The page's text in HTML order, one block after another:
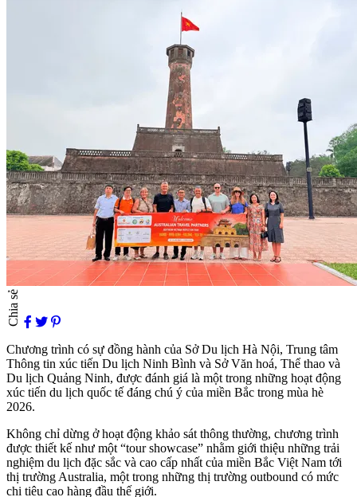
Chia sẻ
Chương trình có sự đồng hành của Sở Du lịch Hà Nội, Trung tâm
Thông tin xúc tiến Du lịch Ninh Bình và Sở Văn hoá, Thể thao và
Du lịch Quảng Ninh, được đánh giá là một trong những hoạt động
xúc tiến du lịch quốc tế đáng chú ý của miền Bắc trong mùa hè
2026.
Không chỉ dừng ở hoạt động khảo sát thông thường, chương trình
được thiết kế như một “tour showcase” nhằm giới thiệu những trải
nghiệm du lịch đặc sắc và cao cấp nhất của miền Bắc Việt Nam tới
thị trường Australia, một trong những thị trường outbound có mức
chi tiêu cao hàng đầu thế giới.